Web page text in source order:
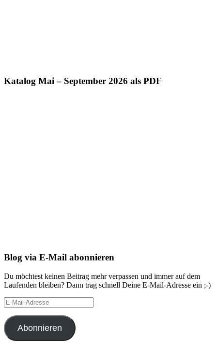
Katalog Mai – September 2026 als PDF
Blog via E-Mail abonnieren
Du möchtest keinen Beitrag mehr verpassen und immer auf dem
Laufenden bleiben? Dann trag schnell Deine E-Mail-Adresse ein ;-)
E-
Mail-
Adresse
Abonnieren